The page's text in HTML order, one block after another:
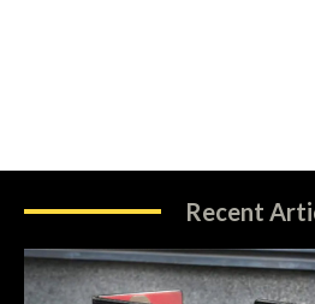
Recent